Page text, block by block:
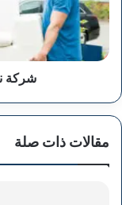
المنورة
شركة
مقالات ذات صلة